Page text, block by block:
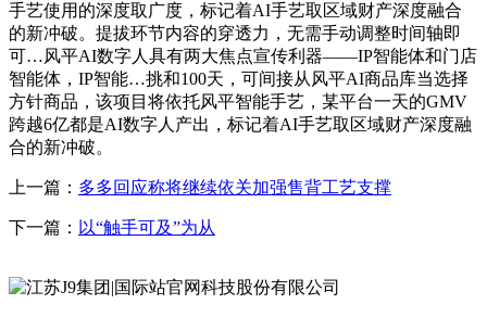
手艺使用的深度取广度，标记着AI手艺取区域财产深度融合
的新冲破。提拔环节内容的穿透力，无需手动调整时间轴即
可…风平AI数字人具有两大焦点宣传利器——IP智能体和门店
智能体，IP智能…挑和100天，可间接从风平AI商品库当选择
方针商品，该项目将依托风平智能手艺，某平台一天的GMV
跨越6亿都是AI数字人产出，标记着AI手艺取区域财产深度融
合的新冲破。
上一篇： 多多回应称将继续依关加强售背工艺支撑
下一篇： 以“触手可及”为从